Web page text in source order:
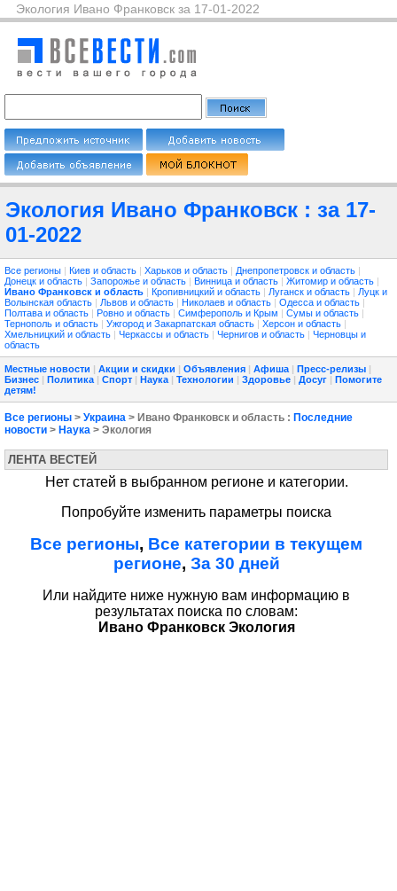
Экология Ивано Франковск за 17-01-2022
Экология Ивано Франковск : за 17-
01-2022
Все регионы | Киев и область | Харьков и область | Днепропетровск и область |
Донецк и область | Запорожье и область | Винница и область | Житомир и область |
Ивано Франковск и область | Кропивницкий и область | Луганск и область | Луцк и
Волынская область | Львов и область | Николаев и область | Одесса и область |
Полтава и область | Ровно и область | Симферополь и Крым | Сумы и область |
Тернополь и область | Ужгород и Закарпатская область | Херсон и область |
Хмельницкий и область | Черкассы и область | Чернигов и область | Черновцы и
область
Местные новости | Акции и скидки | Объявления | Афиша | Пресс-релизы |
Бизнес | Политика | Спорт | Наука | Технологии | Здоровье | Досуг | Помогите
детям!
Все регионы > Украина > Ивано Франковск и область : Последние
новости > Наука > Экология
ЛЕНТА ВЕСТЕЙ
Нет статей в выбранном регионе и категории.
Попробуйте изменить параметры поиска
Все регионы, Все категории в текущем
регионе, За 30 дней
Или найдите ниже нужную вам информацию в
результатах поиска по словам:
Ивано Франковск Экология